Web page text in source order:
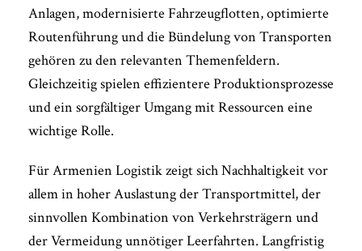
Anlagen, modernisierte Fahrzeugflotten, optimierte
Routenführung und die Bündelung von Transporten
gehören zu den relevanten Themenfeldern.
Gleichzeitig spielen effizientere Produktionsprozesse
und ein sorgfältiger Umgang mit Ressourcen eine
wichtige Rolle.
Für Armenien Logistik zeigt sich Nachhaltigkeit vor
allem in hoher Auslastung der Transportmittel, der
sinnvollen Kombination von Verkehrsträgern und
der Vermeidung unnötiger Leerfahrten. Langfristig